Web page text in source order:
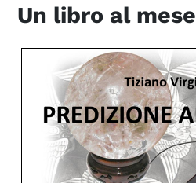
Un libro al mese